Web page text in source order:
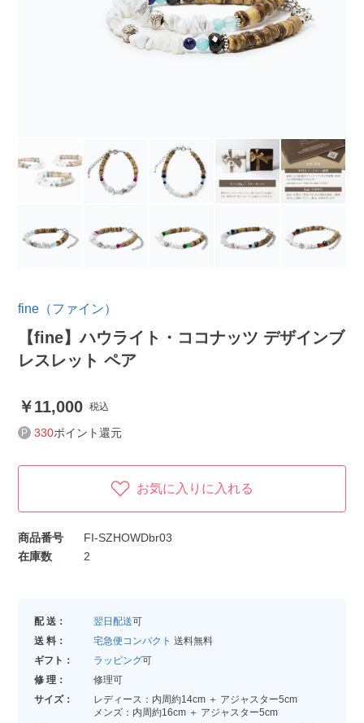
fine（ファイン）
【fine】ハウライト・ココナッツ デザインブ
レスレット ペア
11,000 税込
330ポイント還元
お気に入りに入れる
商品番号
FI-SZHOWDbr03
在庫数
2
配 送： 翌日配送可
送 料：
宅急便コンパクト 送料無料
ギフト：
ラッピング可
修 理：
修理可
サイズ：
レディース：内周約14cm ＋ アジャスター5cm
メンズ：内周約16cm ＋ アジャスター5cm